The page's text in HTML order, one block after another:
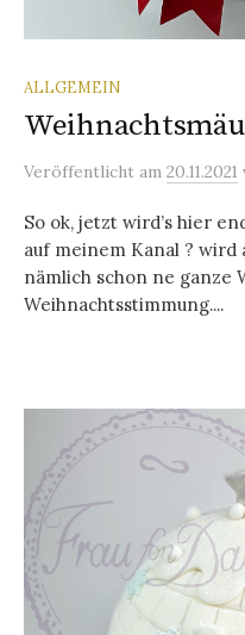
ALLGEMEIN
Veröffentlicht am 20.11.2021
So ok, jetzt wird’s hier
auf meinem Kanal ? wird
nämlich schon ne ganze
Weihnachtsstimmung....